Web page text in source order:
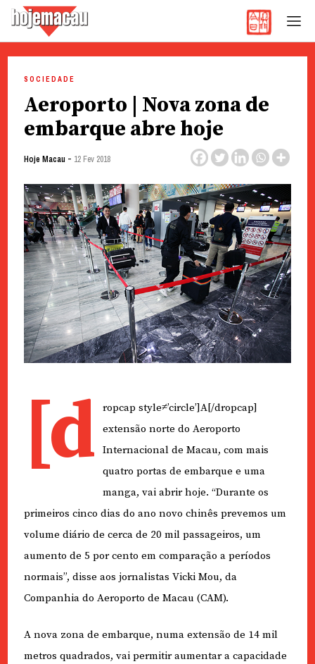
content
SOCIEDADE
Aeroporto | Nova zona de
embarque abre hoje
Hoje Macau - 12 Fev 2018
[d
ropcap style≠’circle’]A[/dropcap]
extensão norte do Aeroporto
Internacional de Macau, com mais
quatro portas de embarque e uma
manga, vai abrir hoje. “Durante os
primeiros cinco dias do ano novo chinês prevemos um
volume diário de cerca de 20 mil passageiros, um
aumento de 5 por cento em comparação a períodos
normais”, disse aos jornalistas Vicki Mou, da
Companhia do Aeroporto de Macau (CAM).
A nova zona de embarque, numa extensão de 14 mil
metros quadrados, vai permitir aumentar a capacidade